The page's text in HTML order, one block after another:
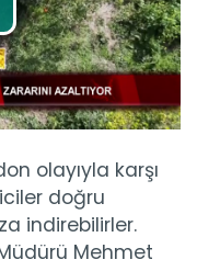
olayıyla karşı
doğru
indirebilirler.
Mehmet